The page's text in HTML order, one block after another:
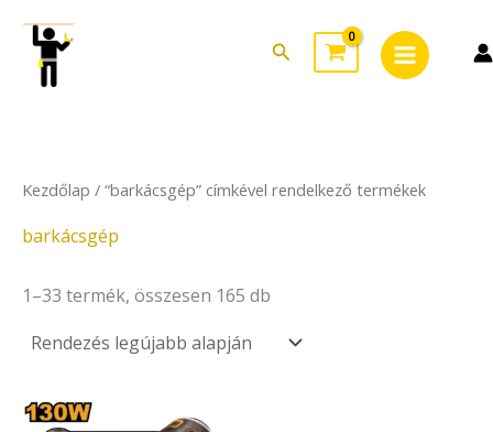
content
Search
Menu
Kezdőlap / “barkácsgép” címkével rendelkező termékek
barkácsgép
1–33 termék, összesen 165 db
latest